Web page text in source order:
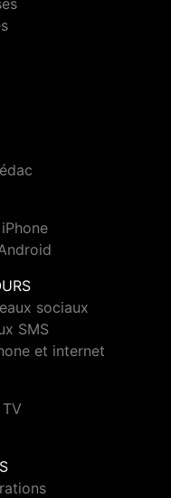
sociaux
SMS
et internet